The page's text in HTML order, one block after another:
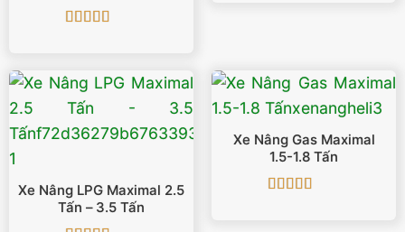
Xe Nâng LPG Maximal 2.5
Tấn – 3.5 Tấn
Xe Nâng Gas Maximal
1.5-1.8 Tấn